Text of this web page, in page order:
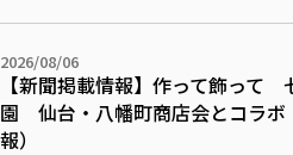
宿舎の紹介
学生生活サポート
学生自主活動支援
2026/08/06
【新聞掲載情報】作って飾って
園 仙台・八幡町商店会とコラボ
報）